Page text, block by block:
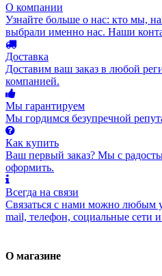
О компании
Узнайте больше о нас: кто мы,
выбрали именно нас. Наши
Доставка
Доставим ваш заказ в любой
компанией.
Мы гарантируем
Мы гордимся безупречной
Как купить
Ваш первый заказ? Мы с
оформить.
Всегда на связи
Связаться с нами можно любым
mail, телефон, социальные сети
О магазине